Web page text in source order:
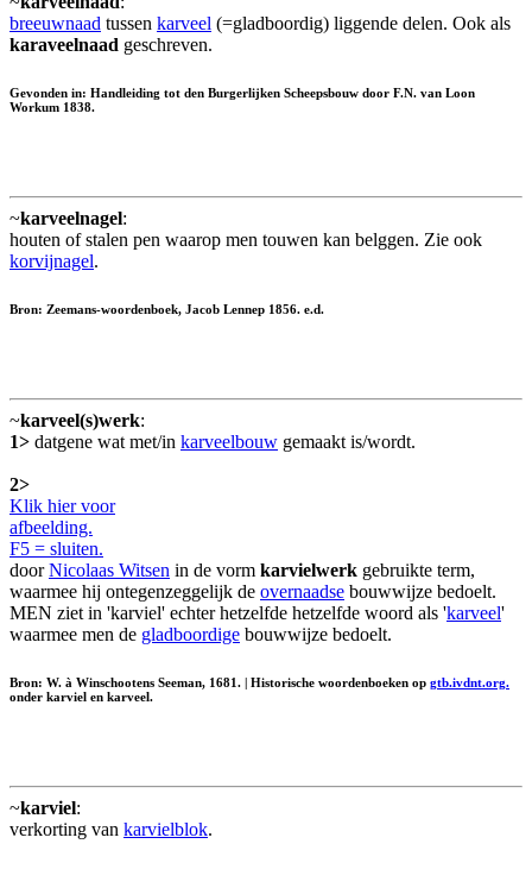
breeuwnaad tussen karveel (=gladboordig) liggende delen. Ook als
karaveelnaad geschreven.
Gevonden in: Handleiding tot den Burgerlijken Scheepsbouw door F.N. van Loon
Workum 1838.
~karveelnagel:
houten of stalen pen waarop men touwen kan belggen. Zie ook
korvijnagel.
Bron: Zeemans-woordenboek, Jacob Lennep 1856. e.d.
~karveel(s)werk:
1> datgene wat met/in karveelbouw gemaakt is/wordt.
2>
Klik hier voor
afbeelding.
F5 = sluiten.
doorNicolaas Witsen in de vorm karvielwerk gebruikte term,
waarmee hij ontegenzeggelijk de overnaadse bouwwijze bedoelt.
MEN ziet in 'karviel' echter hetzelfde hetzelfde woord als 'karveel'
waarmee men de gladboordige bouwwijze bedoelt.
Bron: W. à Winschootens Seeman, 1681. | Historische woordenboeken op gtb.ivdnt.org.
onder karviel en karveel.
~karviel:
verkorting van karvielblok.